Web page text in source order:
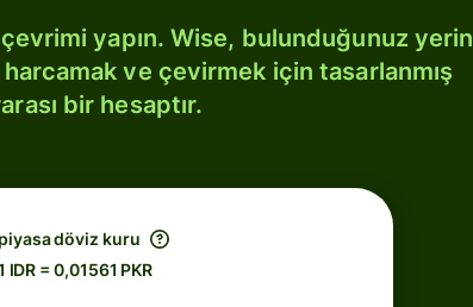
yapın. Wise, bulunduğunuz yerin
ve çevirmek için tasarlanmış
bir hesaptır.
döviz kuru
IDR = 0,01561 PKR